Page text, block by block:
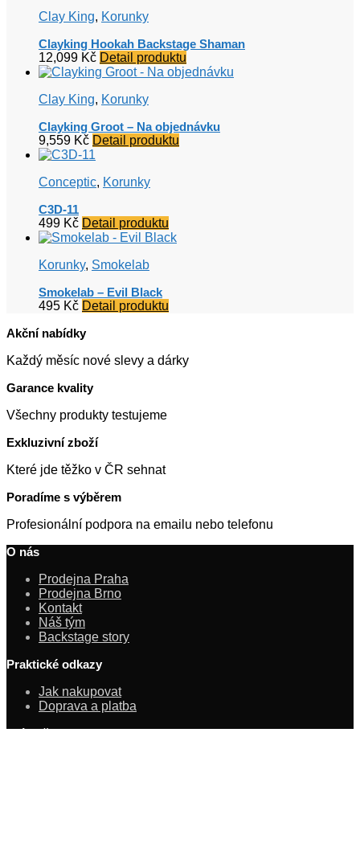
Clay King, Korunky
Clayking Hookah Backstage Shaman
12,099 Kč Detail produktu
Clay King, Korunky
Clayking Groot – Na objednávku
9,559 Kč Detail produktu
Conceptic, Korunky
C3D-11
499 Kč Detail produktu
Korunky, Smokelab
Smokelab – Evil Black
495 Kč Detail produktu
Akční nabídky
Každý měsíc nové slevy a dárky
Garance kvality
Všechny produkty testujeme
Exkluzivní zboží
Které jde těžko v ČR sehnat
Poradíme s výběrem
Profesionální podpora na emailu nebo telefonu
O nás
Prodejna Praha
Prodejna Brno
Kontakt
Náš tým
Backstage story
Praktické odkazy
Jak nakupovat
Doprava a platba
Právničina